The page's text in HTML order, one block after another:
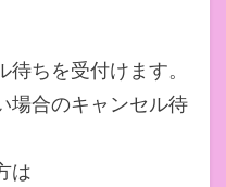
ちを受付けます。
場合のキャンセル待
は